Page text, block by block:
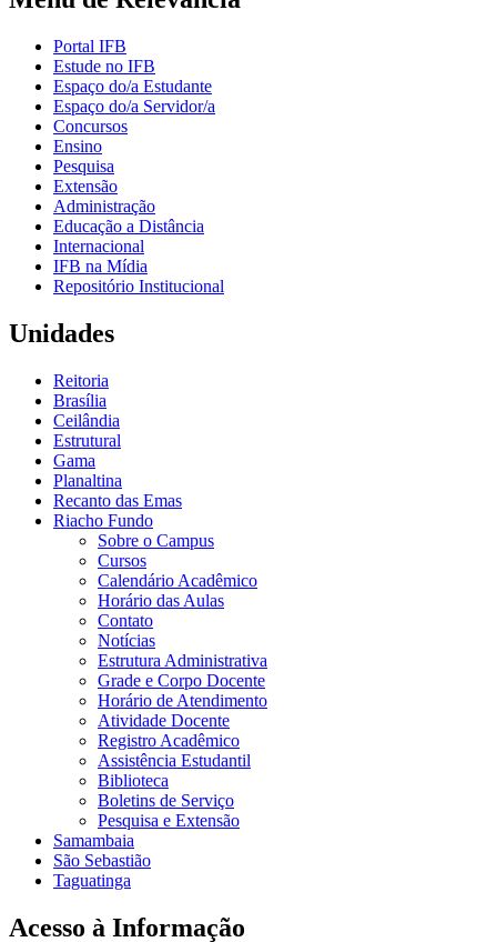
Portal IFB
Estude no IFB
Espaço do/a Estudante
Espaço do/a Servidor/a
Concursos
Ensino
Pesquisa
Extensão
Administração
Educação a Distância
Internacional
IFB na Mídia
Repositório Institucional
Unidades
Reitoria
Brasília
Ceilândia
Estrutural
Gama
Planaltina
Recanto das Emas
Riacho Fundo
Sobre o Campus
Cursos
Calendário Acadêmico
Horário das Aulas
Contato
Notícias
Estrutura Administrativa
Grade e Corpo Docente
Horário de Atendimento
Atividade Docente
Registro Acadêmico
Assistência Estudantil
Biblioteca
Boletins de Serviço
Pesquisa e Extensão
Samambaia
São Sebastião
Taguatinga
Acesso à Informação